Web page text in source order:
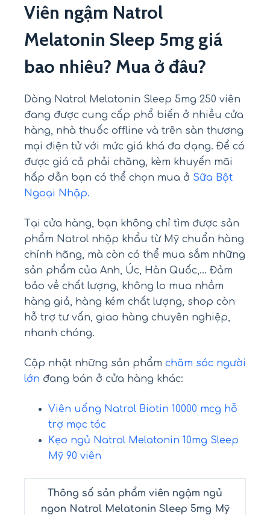
Viên ngậm Natrol
Melatonin Sleep 5mg giá
bao nhiêu? Mua ở đâu?
Dòng Natrol Melatonin Sleep 5mg 250 viên
đang được cung cấp phổ biến ở nhiều cửa
hàng, nhà thuốc offline và trên sàn thương
mại điện tử với mức giá khá đa dạng. Để có
được giá cả phải chăng, kèm khuyến mãi
hấp dẫn bạn có thể chọn mua ở Sữa Bột
Ngoại Nhập.
Tại cửa hàng, bạn không chỉ tìm được sản
phẩm Natrol nhập khẩu từ Mỹ chuẩn hàng
chính hãng, mà còn có thể mua sắm những
sản phẩm của Anh, Úc, Hàn Quốc,… Đảm
bảo về chất lượng, không lo mua nhầm
hàng giả, hàng kém chất lượng, shop còn
hỗ trợ tư vấn, giao hàng chuyên nghiệp,
nhanh chóng.
Cập nhật những sản phẩm chăm sóc người
lớn đang bán ở cửa hàng khác:
Viên uống Natrol Biotin 10000 mcg hỗ
trợ mọc tóc
Kẹo ngủ Natrol Melatonin 10mg Sleep
Mỹ 90 viên
Thông số sản phẩm viên ngậm ngủ
ngon Natrol Melatonin Sleep 5mg Mỹ